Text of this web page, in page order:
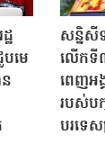
ឋ
មេ
ន
សន្និសី
លើក
ពេញអង្
របស់​បក្
បរទេ